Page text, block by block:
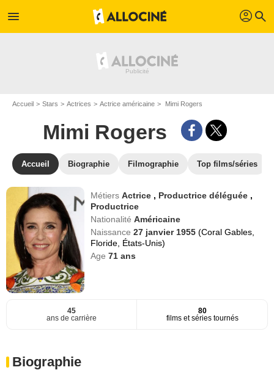
menu profil search
Accueil Stars Actrices Actrice américaine Mimi Rogers
Mimi Rogers
Accueil Biographie Filmographie Top films/séries
MétiersActrice , Productrice déléguée ,
Productrice
NationalitéAméricaine
Naissance27 janvier 1955(Coral Gables,
Floride, États-Unis)
Age71 ans
45
ans de carrière
80
films et séries tournés
Biographie